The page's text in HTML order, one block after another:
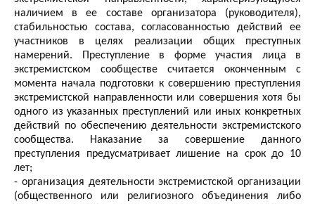
наличием в ее составе организатора (руководителя),
стабильностью состава, согласованностью действий ее
участников в целях реализации общих преступных
намерений. Преступление в форме участия лица в
экстремистском сообществе считается оконченным с
момента начала подготовки к совершению преступления
экстремистской направленности или совершения хотя бы
одного из указанных преступлений или иных конкретных
действий по обеспечению деятельности экстремистского
сообщества. Наказание за совершение данного
преступления предусматривает лишение на срок до 10
лет;
- организация деятельности экстремистской организации
(общественного или религиозного объединения либо